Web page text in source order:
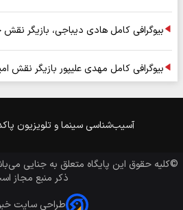
بیوگرافی کامل هادی دیباجی، بازیگر
بیوگرافی کامل مهدی علیپور بازیگر نقش
آسیب‌شناسی سینما و تلویزیون
©کلیه حقوق این پایگاه متعلق به جنایی
ذکر منبع مجاز
طراحی سایت